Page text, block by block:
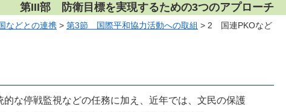
第III部 防衛目標を実現するための3つのアプローチ
などとの連携 > 第3節 国際平和協力活動への取組 > 2 国連PKOなど
な停戦監視などの任務に加え、近年では、文民の保護